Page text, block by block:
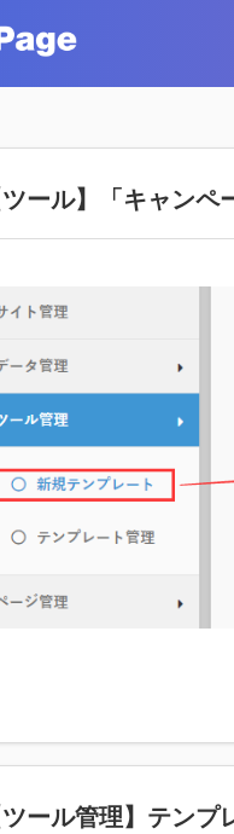
ツール】「キャン
ツール管理】テン